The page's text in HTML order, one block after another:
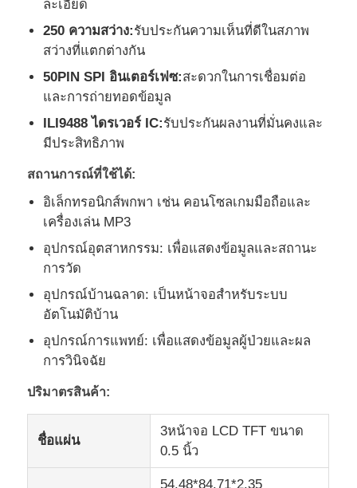
เกี่ยวกับเรา
ทัวร์โรงงาน
การควบคุมคุณภาพ
ติดต่อเรา
ข่าว
กรณี
จอแสดงผล TFT LCD
จอแสดงผลแอลซีดีไอพีเอส
หน้าจอสัมผัส TFT LCD
ละเอียด
250 ความสว่าง:รับประกันความเห็นที่ดีในสภาพ
สว่างที่แตกต่างกัน
50PIN SPI อินเตอร์เฟซ:สะดวกในการเชื่อมต่อ
และการถ่ายทอดข้อมูล
ILI9488 ไดรเวอร์ IC:รับประกันผลงานที่มั่นคงและ
มีประสิทธิภาพ
สถานการณ์ที่ใช้ได้:
อิเล็กทรอนิกส์พกพา เช่น คอนโซลเกมมือถือและ
เครื่องเล่น MP3
อุปกรณ์อุตสาหกรรม: เพื่อแสดงข้อมูลและสถานะ
การวัด
อุปกรณ์บ้านฉลาด: เป็นหน้าจอสําหรับระบบ
อัตโนมัติบ้าน
อุปกรณ์การแพทย์: เพื่อแสดงข้อมูลผู้ป่วยและผล
การวินิจฉัย
ปริมาตรสินค้า:
ชื่อแผ่น
3หน้าจอ LCD TFT ขนาด
0.5 นิ้ว
54.48*84.71*2.35